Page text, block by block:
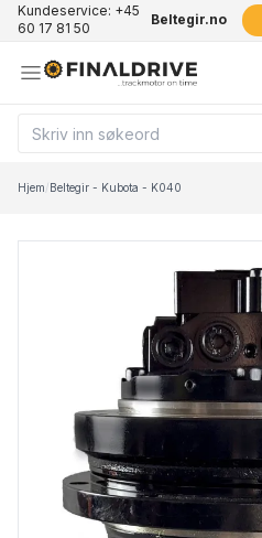
Kundeservice: +45
60 17 81 50
Beltegir.no
Hjem/Beltegir - Kubota - K040